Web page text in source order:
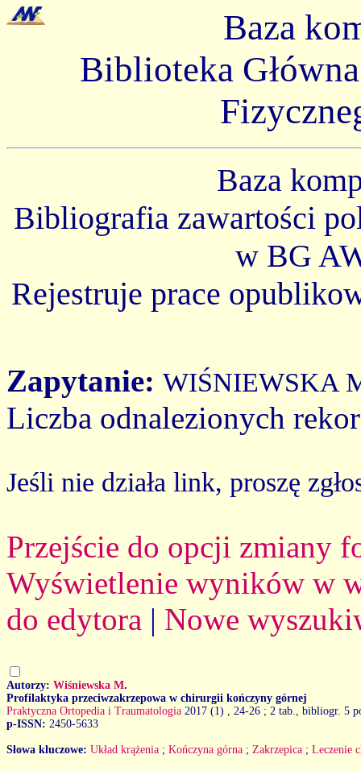
Baza
Biblioteka
Baza
Bibliografia zawartości
w BG
Rejestruje prace
Zapytanie: WIŚNIEWSKA
Liczba odnalezionych
Jeśli nie działa link, proszę
Przejście do opcji zmiany
Wyświetlenie wyników w
do edytora | Nowe
Autorzy: Wiśniewska M.
Profilaktyka przeciwzakrzepowa w chirurgii kończyny górnej
Praktyczna Ortopedia i Traumatologia 2017 (1)
, 24-26 ; 2 tab., bibliogr. 5
p-ISSN: 2450-5633
Słowa kluczowe: Układ krążenia ; Kończyna górna ; Zakrzepica ; Leczenie